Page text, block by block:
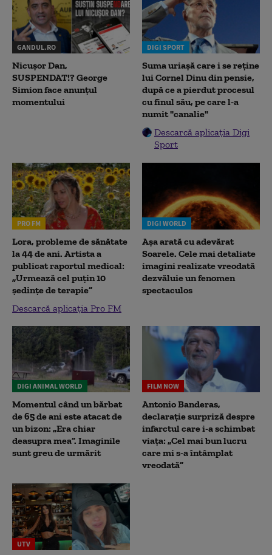
GANDUL.RO
Nicușor Dan,
SUSPENDAT!? George
Simion face anunțul
momentului
DIGI SPORT
Suma uriașă care i se reține
lui Cornel Dinu din pensie,
după ce a pierdut procesul
cu finul său, pe care l-a
numit "canalie"
Descarcă aplicația Digi
Sport
PRO FM
Lora, probleme de sănătate
la 44 de ani. Artista a
publicat raportul medical:
„Urmează cel puțin 10
ședințe de terapie”
Descarcă aplicația Pro FM
DIGI WORLD
Așa arată cu adevărat
Soarele. Cele mai detaliate
imagini realizate vreodată
dezvăluie un fenomen
spectaculos
DIGI ANIMAL WORLD
Momentul când un bărbat
de 65 de ani este atacat de
un bizon: „Era chiar
deasupra mea”. Imaginile
sunt greu de urmărit
FILM NOW
Antonio Banderas,
declarație surpriză despre
infarctul care i-a schimbat
viața: „Cel mai bun lucru
care mi s-a întâmplat
vreodată”
UTV